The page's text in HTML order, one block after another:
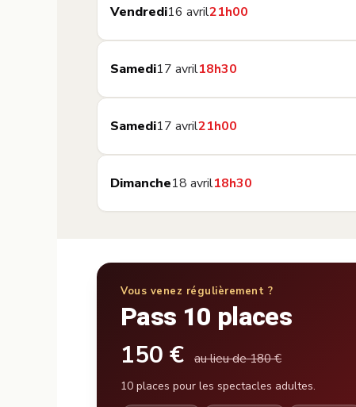
Vendredi16 avril21h00
Samedi17 avril18h30
Samedi17 avril21h00
Dimanche18 avril18h30
Vous venez régulièrement ?
Pass 10 places
150 € au lieu de 180 €
10 places pour les spectacles adultes.